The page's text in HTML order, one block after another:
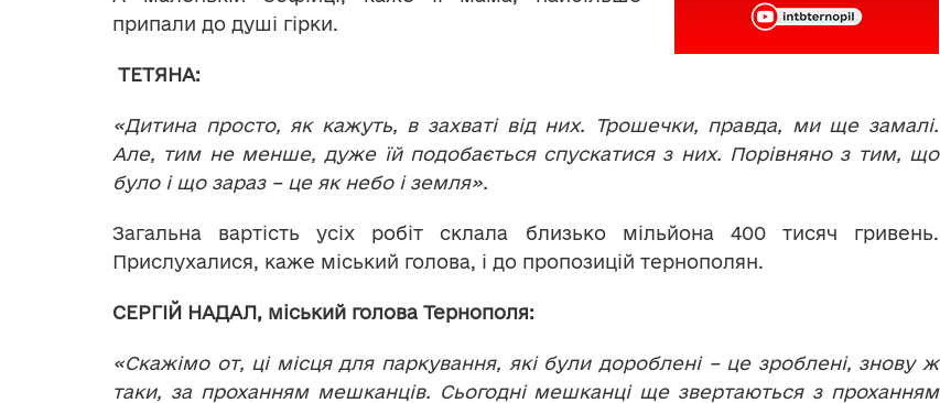
припали до душі гірки.
ТЕТЯНА:
«Дитина просто, як кажуть, в захваті від них. Трошечки, правда, ми ще замалі.
Але, тим не менше, дуже їй подобається спускатися з них. Порівняно з тим, що
було і що зараз – це як небо і земля».
Загальна вартість усіх робіт склала близько мільйона 400 тисяч гривень.
Прислухалися, каже міський голова, і до пропозицій тернополян.
СЕРГІЙ НАДАЛ, міський голова Тернополя:
«Скажімо от, ці місця для паркування, які були дороблені – це зроблені, знову ж
таки, за проханням мешканців. Сьогодні мешканці ще звертаються з проханням